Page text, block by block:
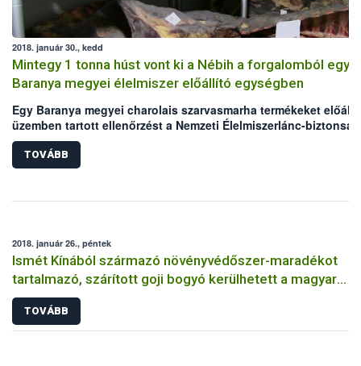
2018. január 30., kedd
Mintegy 1 tonna húst vont ki a Nébih a forgalomból egy
Baranya megyei élelmiszer előállító egységben
Egy Baranya megyei charolais szarvasmarha termékeket
üzemben tartott ellenőrzést a Nemzeti Élelmiszerlánc-
Hivatal (Nébih). A hatóság kb. 1 tonna hús forgalomba
tiltotta meg, valamint elrendelte annak megsemmisítését.
TOVÁBB
2018. január 26., péntek
Ismét Kínából származó növényvédőszer-maradékot
tartalmazó, szárított goji bogyó kerülhetett a magyar
boltok polcaira
TOVÁBB